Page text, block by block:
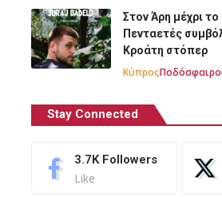
Στον Άρη μέχρι
Πενταετές
Κροάτη στόπερ
ΚύπροςΠοδόσφαιρο
Stay Connected
3.7K Followers
Like